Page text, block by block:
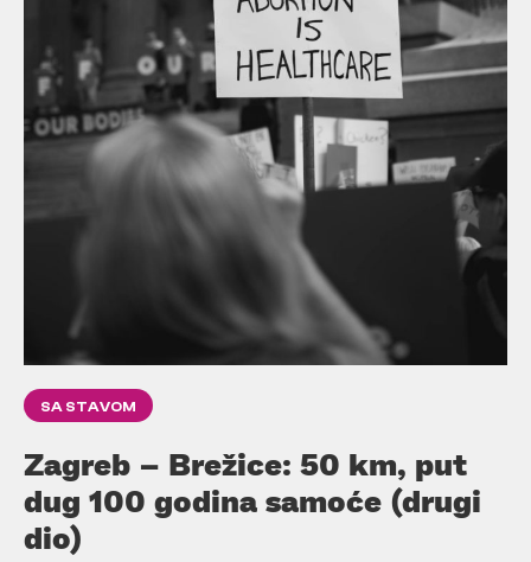
SA STAVOM
Zagreb – Brežice: 50 km, put
dug 100 godina samoće (drugi
dio)